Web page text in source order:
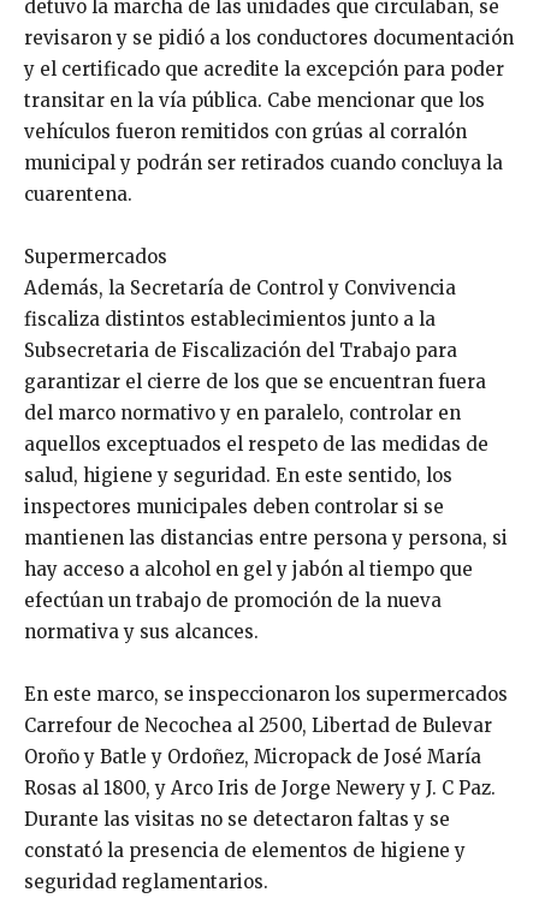
detuvo la marcha de las unidades que circulaban, se
revisaron y se pidió a los conductores documentación
y el certificado que acredite la excepción para poder
transitar en la vía pública. Cabe mencionar que los
vehículos fueron remitidos con grúas al corralón
municipal y podrán ser retirados cuando concluya la
cuarentena.
Supermercados
Además, la Secretaría de Control y Convivencia
fiscaliza distintos establecimientos junto a la
Subsecretaria de Fiscalización del Trabajo para
garantizar el cierre de los que se encuentran fuera
del marco normativo y en paralelo, controlar en
aquellos exceptuados el respeto de las medidas de
salud, higiene y seguridad. En este sentido, los
inspectores municipales deben controlar si se
mantienen las distancias entre persona y persona, si
hay acceso a alcohol en gel y jabón al tiempo que
efectúan un trabajo de promoción de la nueva
normativa y sus alcances.
En este marco, se inspeccionaron los supermercados
Carrefour de Necochea al 2500, Libertad de Bulevar
Oroño y Batle y Ordoñez, Micropack de José María
Rosas al 1800, y Arco Iris de Jorge Newery y J. C Paz.
Durante las visitas no se detectaron faltas y se
constató la presencia de elementos de higiene y
seguridad reglamentarios.